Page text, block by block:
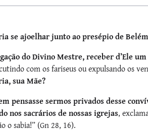
se ajoelhar junto ao presépio de
do Divino Mestre, receber d’Ele
com os fariseus ou expulsando os
sua Mãe?
pensasse sermos privados desse
nos sacrários de nossas igrejas,
o sabia!” (Gn 28, 16).